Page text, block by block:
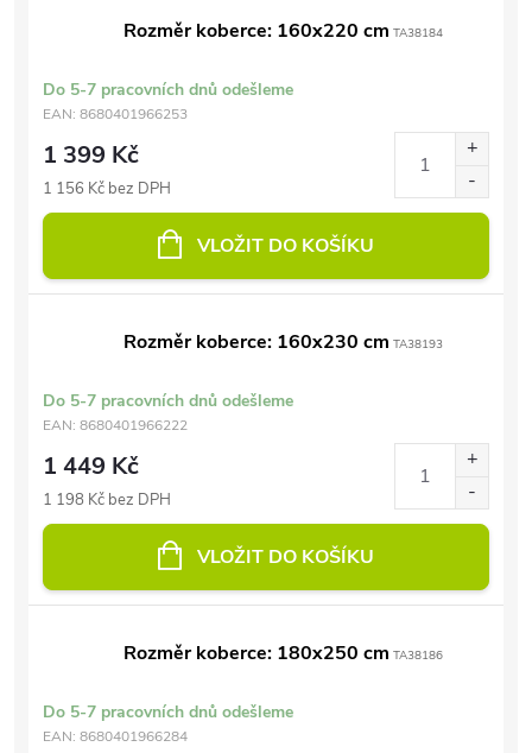
Rozměr koberce: 160x220 cm TA38184
Do 5-7 pracovních dnů odešleme
EAN: 8680401966253
1 399 Kč
1 156 Kč bez DPH
VLOŽIT DO KOŠÍKU
Rozměr koberce: 160x230 cm TA38193
Do 5-7 pracovních dnů odešleme
EAN: 8680401966222
1 449 Kč
1 198 Kč bez DPH
VLOŽIT DO KOŠÍKU
Rozměr koberce: 180x250 cm TA38186
Do 5-7 pracovních dnů odešleme
EAN: 8680401966284